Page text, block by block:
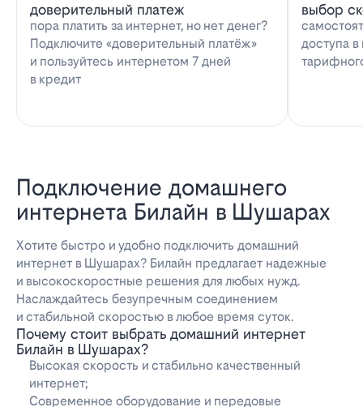
доверительный платеж
пора платить за интернет, но нет денег?
Подключите «доверительный платёж»
и пользуйтесь интернетом 7 дней
в кредит
выбор
доступа
Подключение домашнего
интернета Билайн в Шушарах
Хотите быстро и удобно подключить домашний
интернет в Шушарах? Билайн предлагает надежные
и высокоскоростные решения для любых нужд.
Наслаждайтесь безупречным соединением
и стабильной скоростью в любое время суток.
Почему стоит выбрать домашний интернет
Билайн в Шушарах?
Высокая скорость и стабильно качественный
интернет;
Современное оборудование и передовые